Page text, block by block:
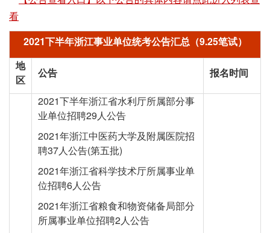
看
2021下半年浙江事业单位统考公告汇总（9.25笔试）
地
区
公告 报名时间
2021下半年浙江省水利厅所属部分事
业单位招聘29人公告
2021年浙江中医药大学及附属医院招
聘37人公告(第五批)
2021年浙江省科学技术厅所属事业单
位招聘6人公告
2021年浙江省粮食和物资储备局部分
所属事业单位招聘2人公告